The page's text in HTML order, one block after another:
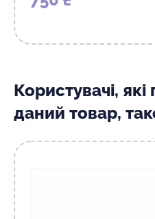
Користувачі,
даний товар,